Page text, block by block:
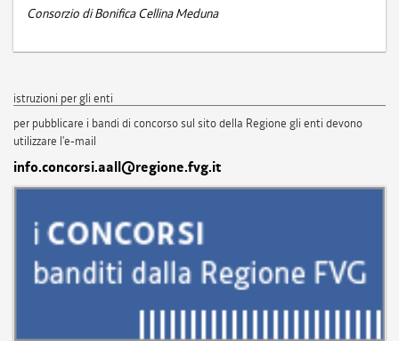
Consorzio di Bonifica Cellina Meduna
istruzioni per gli enti
per pubblicare i bandi di concorso sul sito della Regione gli enti devono
utilizzare l'e-mail
info.concorsi.aall@regione.fvg.it